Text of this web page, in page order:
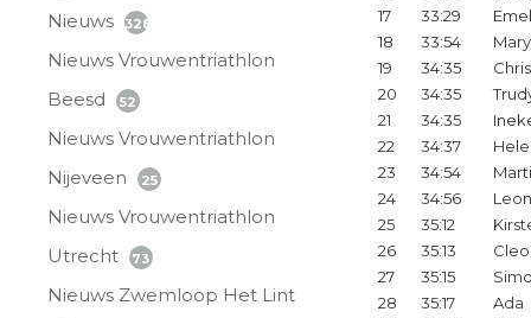
Nieuws 328
Nieuws Vrouwentriathlon
Beesd
52
Nieuws Vrouwentriathlon
Nijeveen
25
Nieuws Vrouwentriathlon
Utrecht
73
Nieuws Zwemloop Het Lint
17
33:29
18
33:54
19
34:35
20
34:35
21
34:35
22
34:37
23
34:54
24
34:56
25
35:12
26
35:13
Cleo
27
35:15
28
35:17
Ada